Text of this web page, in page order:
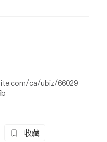
ca/ubiz/66029
收藏